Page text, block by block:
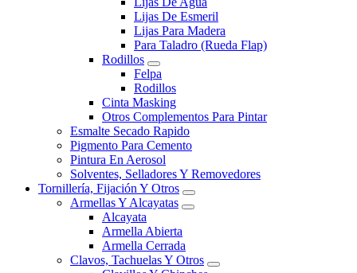
Lijas De Esmeril
Lijas Para Madera
Para Taladro (Rueda Flap)
Rodillos
Felpa
Rodillos
Cinta Masking
Otros Complementos Para Pintar
Esmalte Secado Rapido
Pigmento Para Cemento
Pintura En Aerosol
Solventes, Selladores Y Removedores
Tornillería, Fijación Y Otros
Armellas Y Alcayatas
Alcayata
Armella Abierta
Armella Cerrada
Clavos, Tachuelas Y Otros